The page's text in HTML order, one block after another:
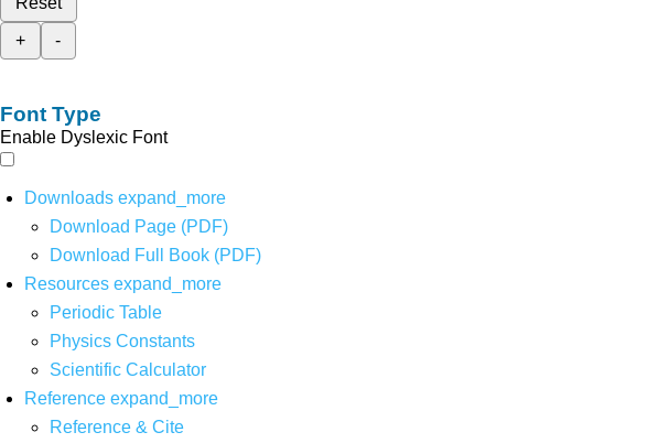
+
-
Font Type
Enable Dyslexic Font
Downloads expand_more
Download Page (PDF)
Download Full Book (PDF)
Resources expand_more
Periodic Table
Physics Constants
Scientific Calculator
Reference expand_more
Reference & Cite